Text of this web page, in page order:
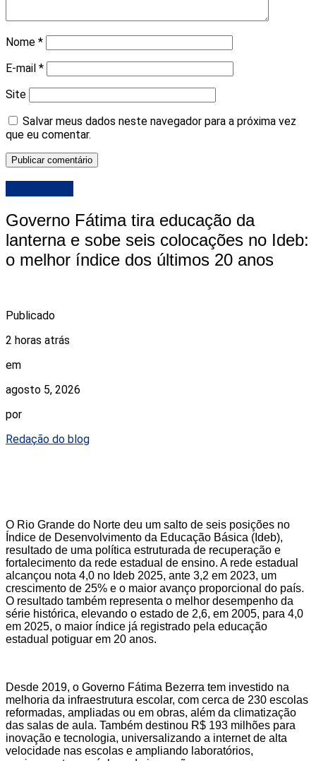
Nome *
E-mail *
Site
Salvar meus dados neste navegador para a próxima vez
que eu comentar.
Governo Fátima tira educação da
lanterna e sobe seis colocações no Ideb:
o melhor índice dos últimos 20 anos
Publicado
2 horas atrás
em
agosto 5, 2026
por
Redação do blog
O Rio Grande do Norte deu um salto de seis posições no
Índice de Desenvolvimento da Educação Básica (Ideb),
resultado de uma política estruturada de recuperação e
fortalecimento da rede estadual de ensino. A rede estadual
alcançou nota 4,0 no Ideb 2025, ante 3,2 em 2023, um
crescimento de 25% e o maior avanço proporcional do país.
O resultado também representa o melhor desempenho da
série histórica, elevando o estado de 2,6, em 2005, para 4,0
em 2025, o maior índice já registrado pela educação
estadual potiguar em 20 anos.
Desde 2019, o Governo Fátima Bezerra tem investido na
melhoria da infraestrutura escolar, com cerca de 230 escolas
reformadas, ampliadas ou em obras, além da climatização
das salas de aula. Também destinou R$ 193 milhões para
inovação e tecnologia, universalizando a internet de alta
velocidade nas escolas e ampliando laboratórios,